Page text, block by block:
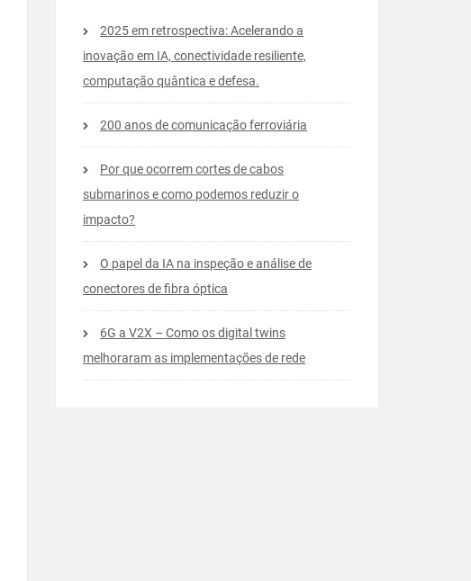
2025 em retrospectiva: Acelerando a
inovação em IA, conectividade resiliente,
computação quântica e defesa.
200 anos de comunicação ferroviária
Por que ocorrem cortes de cabos
submarinos e como podemos reduzir o
impacto?
O papel da IA na inspeção e análise de
conectores de fibra óptica
6G a V2X – Como os digital twins
melhoraram as implementações de rede